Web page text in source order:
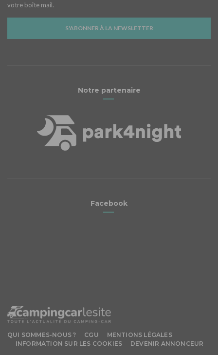
votre boîte mail.
S'ABONNER À LA NEWSLETTER
Notre partenaire
Facebook
QUI SOMMES-NOUS ? CGU
MENTIONS LÉGALES
INFORMATION SUR LES COOKIES
DEVENIR ANNONCEUR